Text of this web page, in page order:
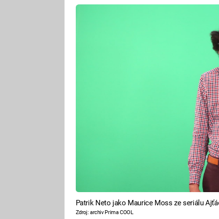
Patrik Neto jako Maurice Moss ze seriálu
Zdroj: archiv Prima COOL